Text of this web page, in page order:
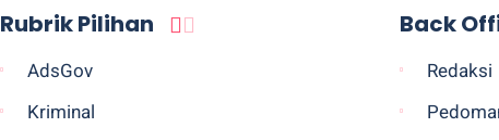
Rubrik Pilihan
AdsGov
Kriminal
Back
Redaksi